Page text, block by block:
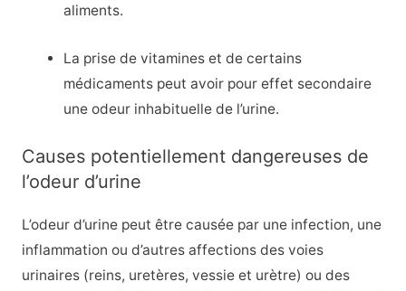
aliments.
La prise de vitamines et de certains
médicaments peut avoir pour effet secondaire
une odeur inhabituelle de l’urine.
Causes potentiellement dangereuses de
l’odeur d’urine
L’odeur d’urine peut être causée par une infection, une
inflammation ou d’autres affections des voies
urinaires (reins, uretères, vessie et urètre) ou des